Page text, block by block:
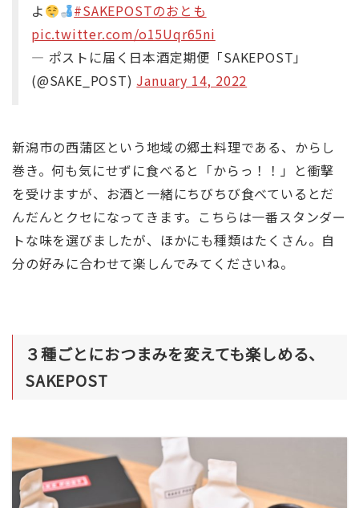
よ
#SAKEPOSTのおとも
pic.twitter.com/o15Uqr65ni
— ポストに届く日本酒定期便「SAKEPOST」
(@SAKE_POST) January 14, 2022
新潟市の西蒲区という地域の郷土料理である、からし
巻き。何も気にせずに食べると「からっ！！」と衝撃
を受けますが、お酒と一緒にちびちび食べているとだ
んだんとクセになってきます。こちらは一番スタンダー
トな味を選びましたが、ほかにも種類はたくさん。自
分の好みに合わせて楽しんでみてくださいね。
３種ごとにおつまみを変えても楽しめる、
SAKEPOST